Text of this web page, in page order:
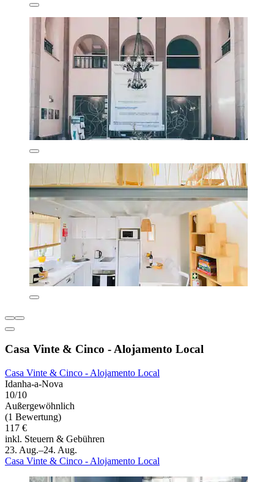
Casa Vinte & Cinco - Alojamento Local
Casa Vinte & Cinco - Alojamento Local
Idanha-a-Nova
10/10
Außergewöhnlich
(1 Bewertung)
117 €
inkl. Steuern & Gebühren
23. Aug.–24. Aug.
Casa Vinte & Cinco - Alojamento Local